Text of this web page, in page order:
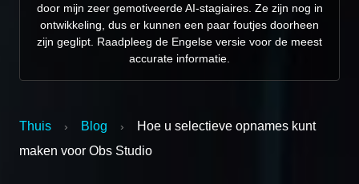
door mijn zeer gemotiveerde AI-stagiaires. Ze zijn nog in
ontwikkeling, dus er kunnen een paar foutjes doorheen
zijn geglipt. Raadpleeg de Engelse versie voor de meest
accurate informatie.
Thuis › Blog ›
Hoe u selectieve opnames kunt
maken voor Obs Studio